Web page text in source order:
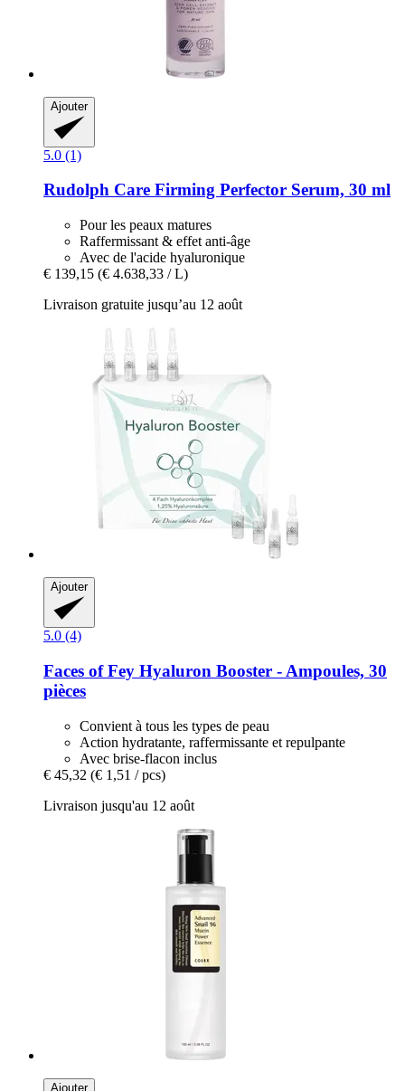
Ajouter
5.0 (1)
Rudolph Care Firming Perfector Serum, 30 ml
Pour les peaux matures
Raffermissant & effet anti-âge
Avec de l'acide hyaluronique
€ 139,15 (€ 4.638,33 / L)
Livraison gratuite jusqu’au 12 août
Ajouter
5.0 (4)
Faces of Fey Hyaluron Booster -​ Ampoules, 30
pièces
Convient à tous les types de peau
Action hydratante, raffermissante et repulpante
Avec brise-flacon inclus
€ 45,32 (€ 1,51 / pcs)
Livraison jusqu'au 12 août
Ajouter